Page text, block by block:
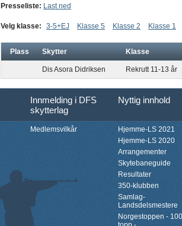
Presseliste: Last ned
Velg klasse: 3-5+EJ Klasse 5 Klasse 2 Klasse 1
Plass Skytter Klasse
Dis Asora Didriksen Rekrutt 11-13 år
Innmelding i DFS
skytterlag
Nyttig innhold
Medlemsvilkår
Hjemme-LS 2021
Hjemme-LS 2020
Arrangementer
Skytebaneguide
Resultater
350-klubben
Samlag-
Landsdelsmestere
Norgestoppen -